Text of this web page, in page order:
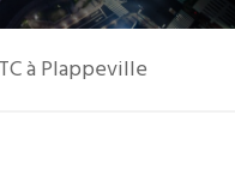
à Plappeville